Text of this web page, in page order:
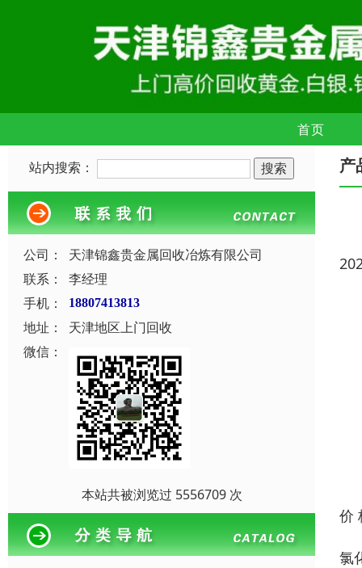
首页
站内搜索：
公司：
天津锦鑫贵金属回收冶炼有限公司
联系：
李经理
手机：
18807413813
地址：
天津地区上门回收
微信：
本站共被浏览过 5556709 次
产
价
氯